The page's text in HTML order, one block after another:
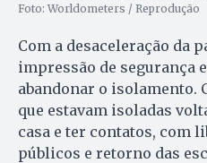
Foto: Worldometers / Reprodução
Com a desaceleração da
impressão de segurança
abandonar o isolamento.
que estavam isoladas
casa e ter contatos, com
públicos e retorno das